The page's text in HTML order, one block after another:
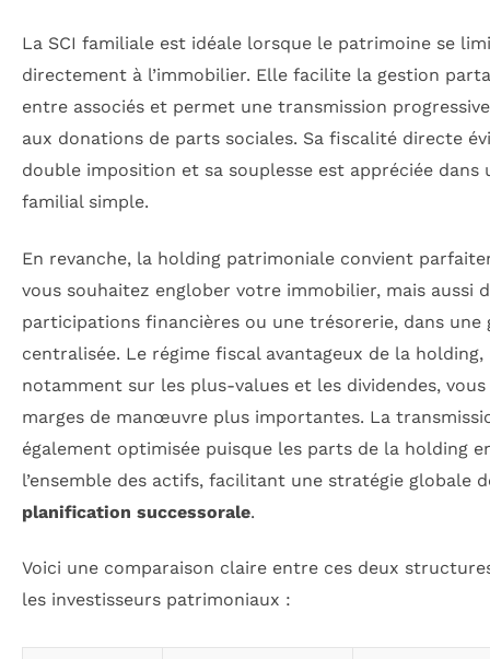
La SCI familiale est idéale lorsque le patrimoine se
directement à l’immobilier. Elle facilite la gestion
entre associés et permet une transmission
aux donations de parts sociales. Sa fiscalité directe
double imposition et sa souplesse est appréciée dans
familial simple.
En revanche, la holding patrimoniale convient
vous souhaitez englober votre immobilier, mais aussi
participations financières ou une trésorerie, dans une
centralisée. Le régime fiscal avantageux de la holding,
notamment sur les plus-values et les dividendes,
marges de manœuvre plus importantes. La
également optimisée puisque les parts de la holding
l’ensemble des actifs, facilitant une stratégie globale
planification successorale.
Voici une comparaison claire entre ces deux
les investisseurs patrimoniaux :